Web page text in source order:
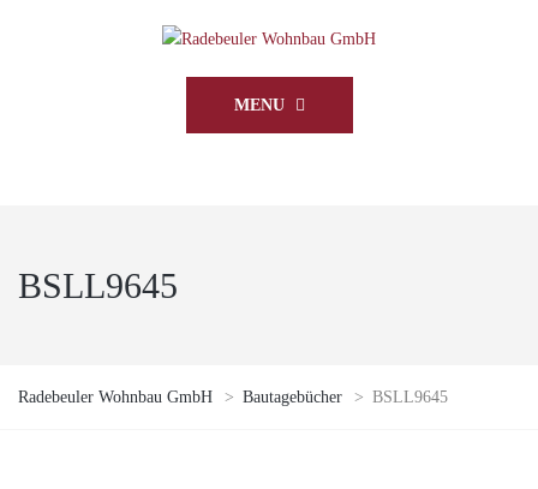
MENU
BSLL9645
Radebeuler Wohnbau GmbH > Bautagebücher > BSLL9645